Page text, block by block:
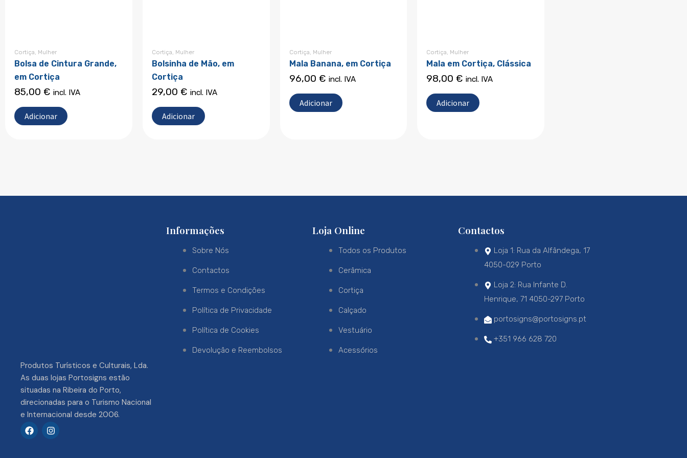
Cortiça, Mulher
Bolsa de Cintura Grande,
em Cortiça
85,00 € incl. IVA
Adicionar
Cortiça, Mulher
Bolsinha de Mão, em
Cortiça
29,00 € incl. IVA
Adicionar
Cortiça, Mulher
Mala Banana, em Cortiça
96,00 € incl. IVA
Adicionar
Cortiça, Mulher
Mala em Cortiça, Clássica
98,00€ incl. IVA
Adicionar
Produtos Turísticos e Culturais, Lda.
As duas lojas Portosigns estão
situadas na Ribeira do Porto,
direcionadas para o Turismo Nacional
e Internacional desde 2006.
F
a
I
n
Informações
Sobre Nós
Contactos
Termos e Condições
Política de Privacidade
Política de Cookies
Devolução e Reembolsos
Loja Online
Todos os Produtos
Cerâmica
Cortiça
Calçado
Vestuário
Acessórios
Contactos
Loja 1: Rua da Alfândega, 17
4050-029 Porto
Loja 2: Rua Infante D.
Henrique, 71 4050-297 Porto
portosigns@portosigns.pt
+351 966 628 720